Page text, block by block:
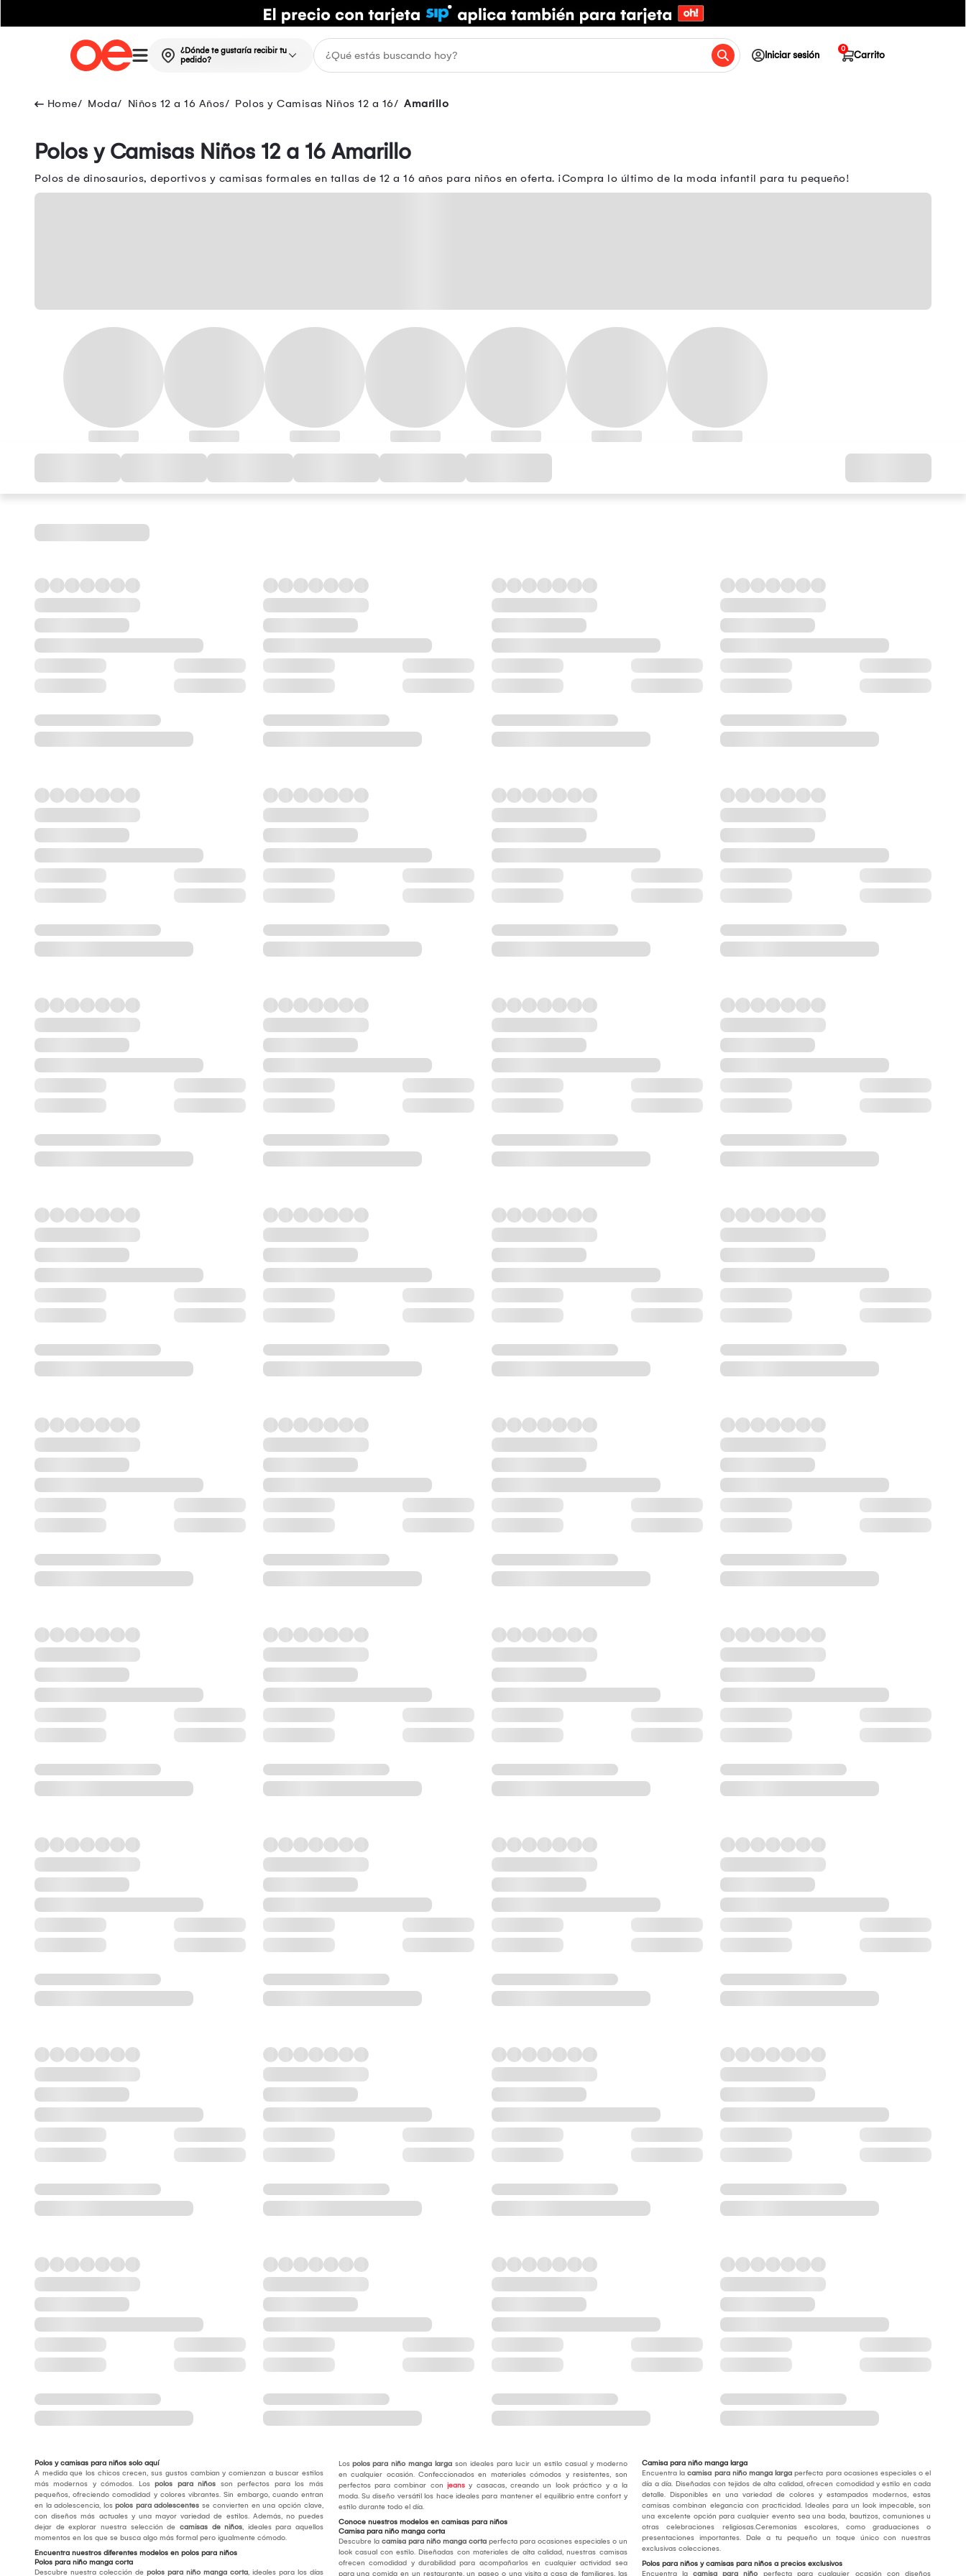
¿Dónde te gustaría recibir tu
pedido?
Iniciar sesión Carrito
0
Moda Niños 12 a 16 Años Polos y Camisas Niños 12 a 16 Amarillo
Polos y Camisas Niños 12 a 16 Amarillo
Polos de dinosaurios, deportivos y camisas formales en tallas de 12 a 16 años para niños en oferta. ¡Compra lo último de la moda infantil para tu pequeño!
Polos y camisas para niños solo aquí
A medida que los chicos crecen, sus gustos cambian y comienzan a buscar estilos
más modernos y cómodos. Los polos para niños son perfectos para los más
pequeños, ofreciendo comodidad y colores vibrantes. Sin embargo, cuando entran
en la adolescencia, los polos para adolescentes se convierten en una opción clave,
con diseños más actuales y una mayor variedad de estilos. Además, no puedes
dejar de explorar nuestra selección de camisas de niños, ideales para aquellos
momentos en los que se busca algo más formal pero igualmente cómodo.
Encuentra nuestros diferentes modelos en polos para niños
Polos para niño manga corta
Descubre nuestra colección de polos para niño manga corta, ideales para los días
Los polos para niño manga largason ideales para lucir un estilo casual y moderno
en cualquier ocasión. Confeccionados en materiales cómodos y resistentes, son
perfectos para combinar con jeansy casacas, creando un look práctico y a la
moda. Su diseño versátil los hace ideales para mantener el equilibrio entre confort y
estilo durante todo el día.
Conoce nuestros modelos en camisas para niños
Camisa para niño manga corta
Descubre la camisa para niño manga cortaperfecta para ocasiones especiales o un
look casual con estilo. Diseñadas con materiales de alta calidad, nuestras camisas
ofrecen comodidad y durabilidad para acompañarlos en cualquier actividad sea
para una comida en un restaurante, un paseo o una visita a casa de familiares, las
Camisa para niño manga larga
Encuentra lacamisa para niño manga larga perfecta para ocasiones especiales o el
día a día. Diseñadas con tejidos de alta calidad, ofrecen comodidad y estilo en cada
detalle. Disponibles en una variedad de colores y estampados modernos, estas
camisas combinan elegancia con practicidad. Ideales para un look impecable, son
una excelente opción para cualquier evento sea una boda, bautizos, comuniones u
otras celebraciones religiosas.Ceremonias escolares, como graduaciones o
presentaciones importantes. Dale a tu pequeño un toque único con nuestras
exclusivas colecciones.
Polos para niños y camisas para niños a precios exclusivos
Encuentra lacamisa para niño perfecta para cualquier ocasión con diseños